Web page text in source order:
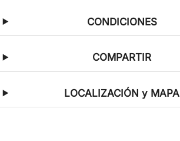
CONDICIONES
COMPARTIR
LOCALIZACIÓN y MAPA